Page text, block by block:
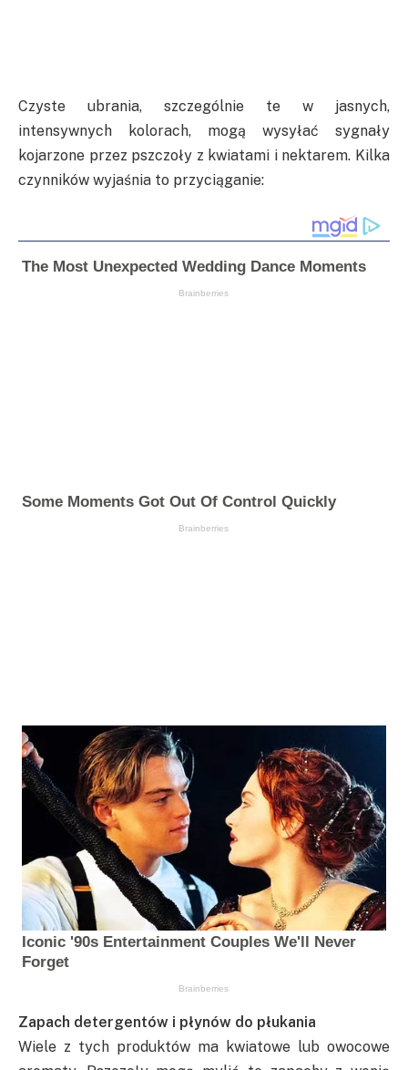
Czyste ubrania, szczególnie te w jasnych,
intensywnych kolorach, mogą wysyłać sygnały
kojarzone przez pszczoły z kwiatami i nektarem. Kilka
czynników wyjaśnia to przyciąganie:
Zapach detergentów i płynów do płukania
Wiele z tych produktów ma kwiatowe lub owocowe